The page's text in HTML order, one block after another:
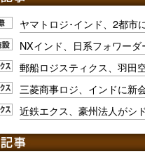
ヤマトロジ･インド、2都市
NXインド、日系フォワー
郵船ロジスティクス、羽田
三菱商事ロジ、インドに新
近鉄エクス、豪州法人がシ